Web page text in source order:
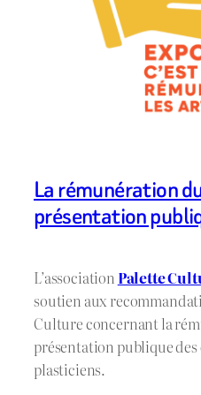
La rémunération
présentation
L’association Palette
soutien aux
Culture concernant la
présentation publique
plasticiens.